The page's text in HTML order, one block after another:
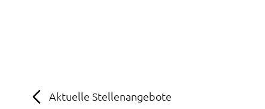
Aktuelle Stellenangebote